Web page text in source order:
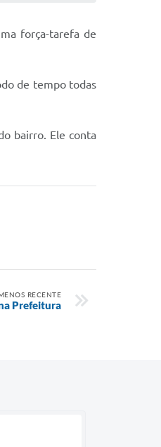
força-tarefa de
de tempo todas
bairro. Ele conta
RECENTE
Prefeitura